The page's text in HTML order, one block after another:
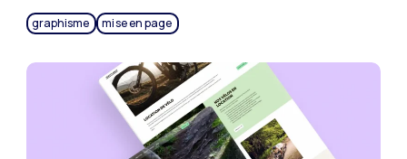
graphisme mise en page